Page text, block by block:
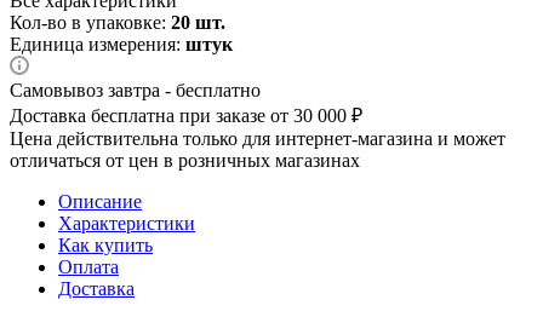
Кол-во в упаковке: 20 шт.
Единица измерения: штук
Самовывоз завтра - бесплатно
Доставка бесплатна при заказе от 30 000 ₽
Цена действительна только для интернет-магазина и может
отличаться от цен в розничных магазинах
Описание
Характеристики
Как купить
Оплата
Доставка